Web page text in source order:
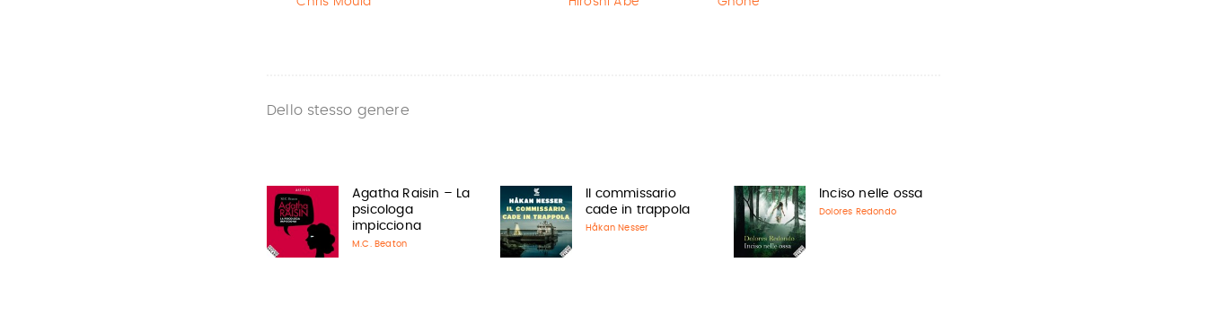
Dello stesso genere
Agatha Raisin – La
psicologa
impicciona
M.C. Beaton
Il commissario
cade in trappola
Håkan Nesser
Inciso nelle ossa
Dolores Redondo